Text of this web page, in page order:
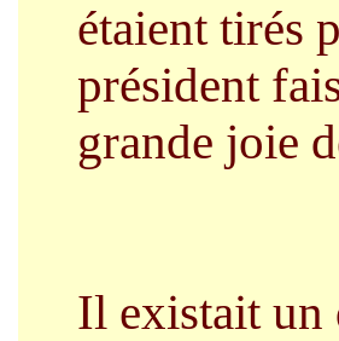
étaient tirés
président
grande joie
Il existait un